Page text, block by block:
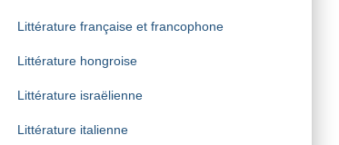
Littérature française et francophone
Littérature hongroise
Littérature israëlienne
Littérature italienne